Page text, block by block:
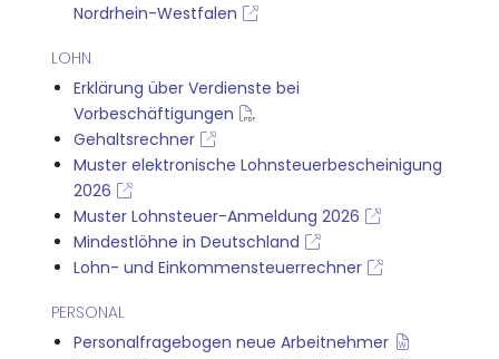
Nordrhein-Westfalen
LOHN
Erklärung über Verdienste bei
Vorbeschäftigungen
Gehaltsrechner
Muster elektronische Lohnsteuerbescheinigung
2026
Muster Lohnsteuer-Anmeldung 2026
Mindestlöhne in Deutschland
Lohn- und Einkommensteuerrechner
PERSONAL
Personalfragebogen neue Arbeitnehmer